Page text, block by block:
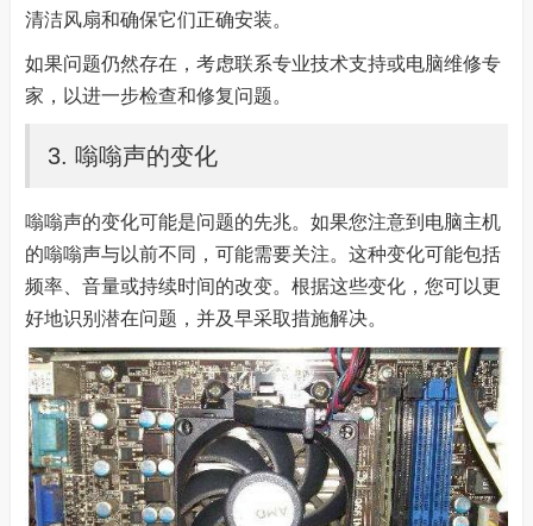
清洁风扇和确保它们正确安装。
如果问题仍然存在，考虑联系专业技术支持或电脑维修专
家，以进一步检查和修复问题。
3. 嗡嗡声的变化
嗡嗡声的变化可能是问题的先兆。如果您注意到电脑主机
的嗡嗡声与以前不同，可能需要关注。这种变化可能包括
频率、音量或持续时间的改变。根据这些变化，您可以更
好地识别潜在问题，并及早采取措施解决。